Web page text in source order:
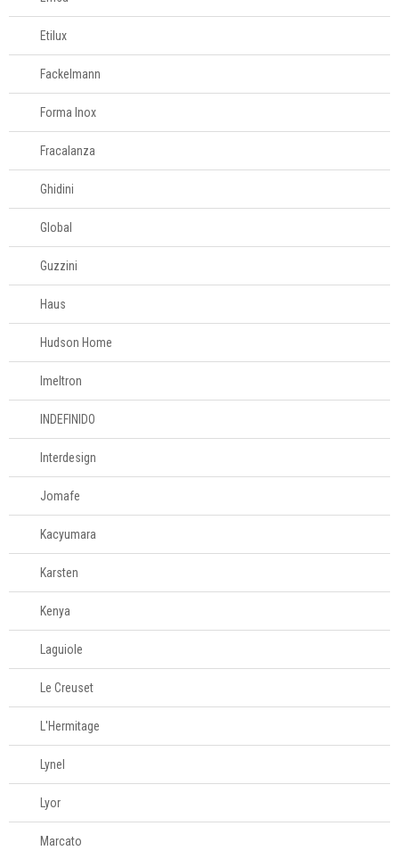
Etilux
Fackelmann
Forma Inox
Fracalanza
Ghidini
Global
Guzzini
Haus
Hudson Home
Imeltron
INDEFINIDO
Interdesign
Jomafe
Kacyumara
Karsten
Kenya
Laguiole
Le Creuset
L'Hermitage
Lynel
Lyor
Marcato